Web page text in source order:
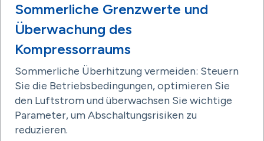
Sommerliche Grenzwerte und
Überwachung des
Kompressorraums
Sommerliche Überhitzung vermeiden: Steuern
Sie die Betriebsbedingungen, optimieren Sie
den Luftstrom und überwachsen Sie wichtige
Parameter, um Abschaltungsrisiken zu
reduzieren.